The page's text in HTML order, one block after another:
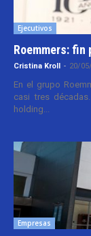
Ejecutivos
Roemmers: fin
Cristina Kroll - 20/
En el grupo
casi tres
holding...
Empresas